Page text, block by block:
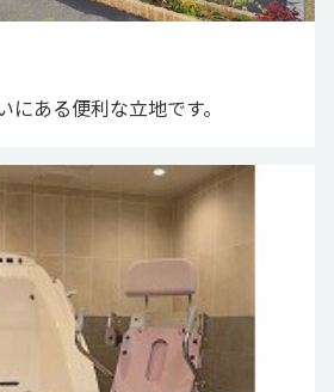
ある便利な立地です。